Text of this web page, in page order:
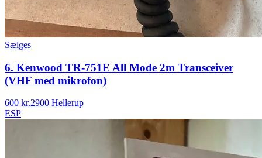
Sælges
6. Kenwood TR-751E All Mode 2m Transceiver
(VHF med mikrofon)
600 kr.2900 Hellerup
ESP